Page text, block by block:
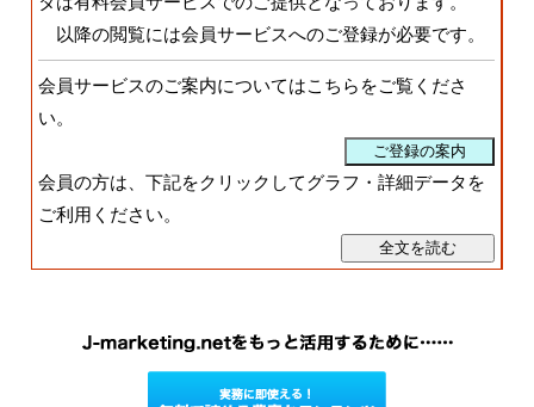
以降の閲覧には会員サービスへのご登録が必要です。
会員サービスのご案内についてはこちらをご覧くださ
い。
会員の方は、下記をクリックしてグラフ・詳細データを
ご利用ください。